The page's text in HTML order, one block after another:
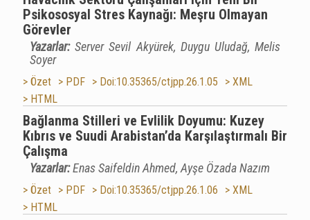
Psikososyal Stres Kaynağı: Meşru Olmayan
Görevler
Yazarlar:Server Sevil Akyürek, Duygu Uludağ, Melis
Soyer
> Özet > PDF > Doi:10.35365/ctjpp.26.1.05
> XML
> HTML
Bağlanma Stilleri ve Evlilik Doyumu: Kuzey
Kıbrıs ve Suudi Arabistan’da Karşılaştırmalı Bir
Çalışma
Yazarlar:Enas Saifeldin Ahmed, Ayşe Özada Nazım
> Özet > PDF > Doi:10.35365/ctjpp.26.1.06
> XML
> HTML